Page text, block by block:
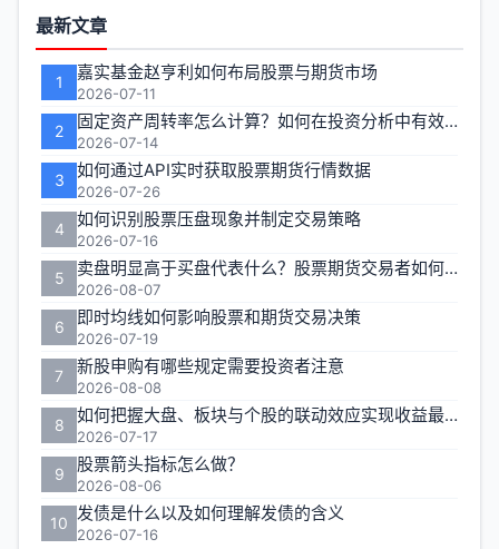
功
能
区
最新文章
1 嘉实基金赵亨利如何布局股票与期货市场
2026-07-11
2 固定资产周转率怎么计算？如何在投资分析中有效运用？
2026-07-14
3 如何通过API实时获取股票期货行情数据
2026-07-26
4 如何识别股票压盘现象并制定交易策略
2026-07-16
5 卖盘明显高于买盘代表什么？股票期货交易者如何应对
2026-08-07
6 即时均线如何影响股票和期货交易决策
2026-07-19
7 新股申购有哪些规定需要投资者注意
2026-08-08
8 如何把握大盘、板块与个股的联动效应实现收益最大化？
2026-07-17
9 股票箭头指标怎么做？
2026-08-06
10 发债是什么以及如何理解发债的含义
2026-07-16